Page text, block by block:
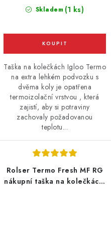
Skladem (1 ks)
Taška na kolečkách Igloo Termo
na extra lehkém podvozku s
dvěma koly je opatřena
termoizolační vrstvou , která
zajistí, aby si potraviny
zachovaly požadovanou
teplotu...
Rolser Termo Fresh MF RG
nákupní taška na kolečkách,